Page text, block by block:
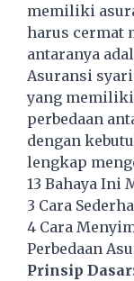
memiliki
harus cermat
antaranya
Asuransi
yang
perbedaan
dengan
lengkap
13 Bahaya Ini
3 Cara
4 Cara
Perbedaan
Prinsip